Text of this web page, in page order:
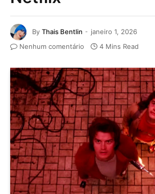
By Thais Bentlin
janeiro 1, 2026
Nenhum comentário
4 Mins Read